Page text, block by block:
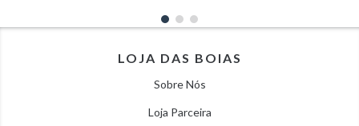
LOJA DAS BOIAS
Sobre Nós
Loja Parceira